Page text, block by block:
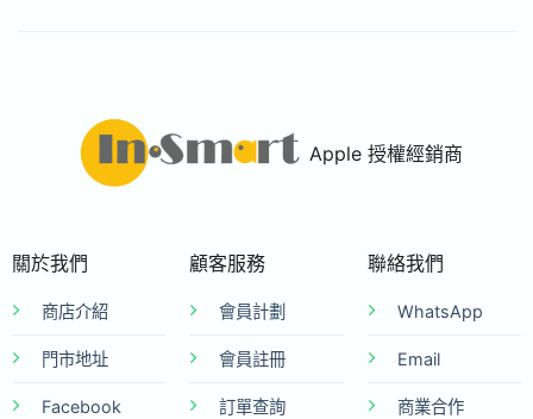
Apple 授權經銷商
關於我們
商店介紹
門市地址
Facebook
顧客服務
會員計劃
會員註冊
訂單查詢
聯絡我們
WhatsApp
Email
商業合作